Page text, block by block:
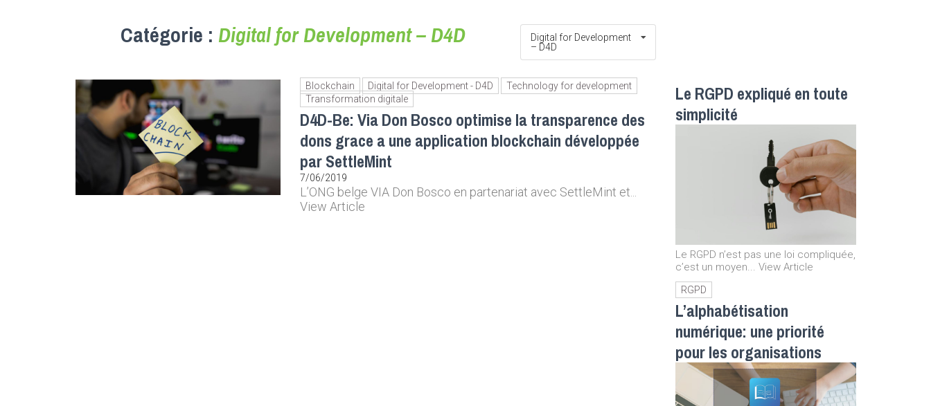
Catégorie : Digital for Development – D4D
Digital for Development
– D4D
Blockchain Digital for Development - D4D
Technology for development
Transformation digitale
D4D-Be: Via Don Bosco optimise la transparence des
dons grace a une application blockchain développée
par SettleMint
7/06/2019
L’ONG belge VIA Don Bosco en partenariat avec SettleMint et...
View Article
Le RGPD expliqué en toute
simplicité
Le RGPD n’est pas une loi compliquée,
c’est un moyen... View Article
RGPD
L’alphabétisation
numérique: une priorité
pour les organisations